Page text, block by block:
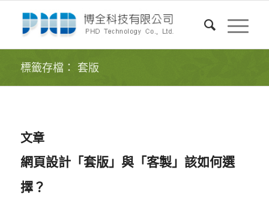
標籤存檔： 套版
文章
網頁設計「套版」與「客製」該如何選
擇？